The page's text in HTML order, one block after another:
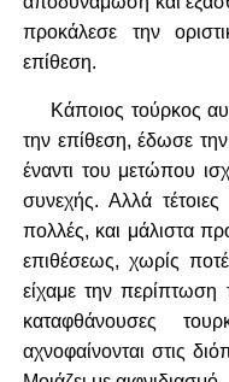
προκάλεσε την
επίθεση.
Κάποιος τούρκος
την επίθεση, έδωσε
έναντι του μετώπου
συνεχής. Αλλά τέτοιες
πολλές, και μάλιστα
επιθέσεως, χωρίς
είχαμε την περίπτωση
καταφθάνουσες
αχνοφαίνονται στις